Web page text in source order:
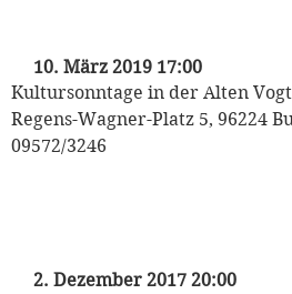
2. Dezember 2017 20:00
10. März 2019 17:00
Kultursonntage in der Alten
Regens-Wagner-Platz 5, 96224
09572/3246